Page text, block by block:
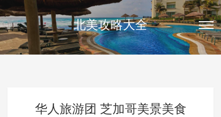
北美攻略大全
华人旅游团 芝加哥美景美食